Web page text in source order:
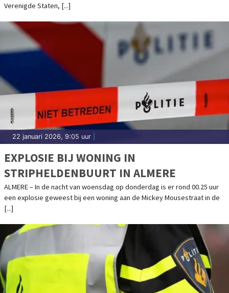
Verenigde Staten, [...]
22 januari 2026, 9:05 uur
EXPLOSIE BIJ WONING IN
STRIPHELDENBUURT IN ALMERE
ALMERE – In de nacht van woensdag op donderdag is er rond 00.25 uur
een explosie geweest bij een woning aan de Mickey Mousestraat in de
[...]